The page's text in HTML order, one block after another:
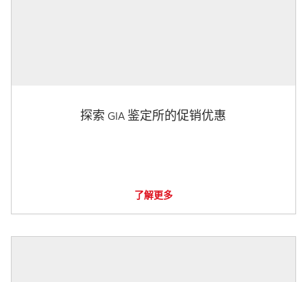
探索 GIA 鉴定所的促销优惠
了解更多